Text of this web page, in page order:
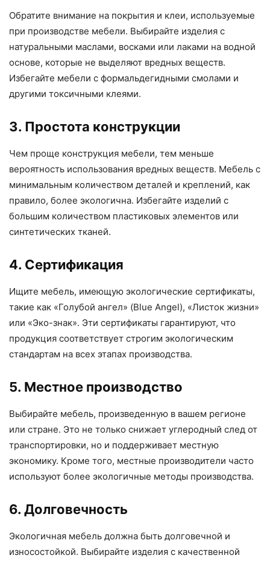
Обратите внимание на покрытия и клеи, используемые
при производстве мебели. Выбирайте изделия с
натуральными маслами, восками или лаками на водной
основе, которые не выделяют вредных веществ.
Избегайте мебели с формальдегидными смолами и
другими токсичными клеями.
3. Простота конструкции
Чем проще конструкция мебели, тем меньше
вероятность использования вредных веществ. Мебель с
минимальным количеством деталей и креплений, как
правило, более экологична. Избегайте изделий с
большим количеством пластиковых элементов или
синтетических тканей.
4. Сертификация
Ищите мебель, имеющую экологические сертификаты,
такие как «Голубой ангел» (Blue Angel), «Листок жизни»
или «Эко-знак». Эти сертификаты гарантируют, что
продукция соответствует строгим экологическим
стандартам на всех этапах производства.
5. Местное производство
Выбирайте мебель, произведенную в вашем регионе
или стране. Это не только снижает углеродный след от
транспортировки, но и поддерживает местную
экономику. Кроме того, местные производители часто
используют более экологичные методы производства.
6. Долговечность
Экологичная мебель должна быть долговечной и
износостойкой. Выбирайте изделия с качественной